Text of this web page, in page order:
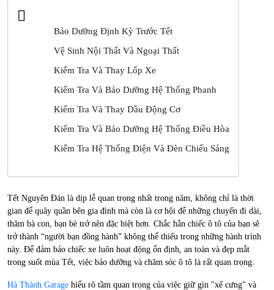
Bảo Dưỡng Định Kỳ Trước Tết
Vệ Sinh Nội Thất Và Ngoại Thất
Kiểm Tra Và Thay Lốp Xe
Kiểm Tra Và Bảo Dưỡng Hệ Thống Phanh
Kiểm Tra Và Thay Dầu Động Cơ
Kiểm Tra Và Bảo Dưỡng Hệ Thống Điều Hòa
Kiểm Tra Hệ Thống Điện Và Đèn Chiếu Sáng
Tết Nguyên Đán là dịp lễ quan trọng nhất trong năm, không chỉ là thời
gian để quây quần bên gia đình mà còn là cơ hội để những chuyến đi dài,
thăm bà con, bạn bè trở nên đặc biệt hơn. Chắc hẳn chiếc ô tô của bạn sẽ
trở thành “người bạn đồng hành” không thể thiếu trong những hành trình
này. Để đảm bảo chiếc xe luôn hoạt động ổn định, an toàn và đẹp mắt
trong suốt mùa Tết, việc bảo dưỡng và chăm sóc ô tô là rất quan trọng.
Hà Thành Garage hiểu rõ tầm quan trọng của việc giữ gìn "xế cưng" và